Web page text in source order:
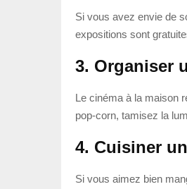
Si vous avez envie de
expositions sont
3. Organiser
Le cinéma à la maison
pop-corn, tamisez la
4. Cuisiner
Si vous aimez bien